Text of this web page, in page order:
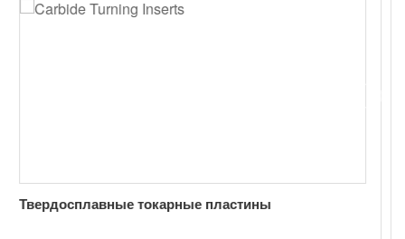
Твердосплавные сверла-пластины U-типа